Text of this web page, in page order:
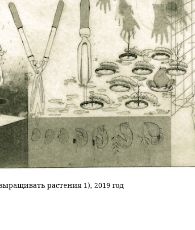
растения 1), 2019 год